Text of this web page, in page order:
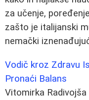
za učenje,
zašto je italijanski
nemački
Vodič kroz Zdravu
Pronaći Balans
Vitomirka Radivojša